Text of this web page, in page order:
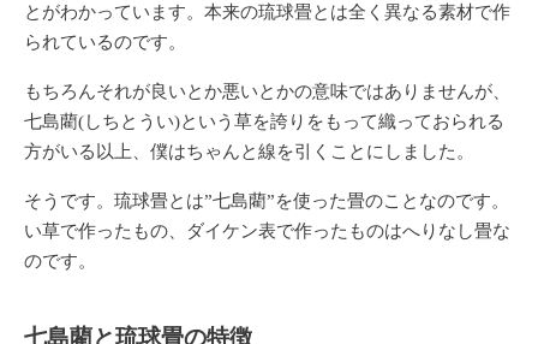
とがわかっています。本来の琉球畳とは全く異なる素材で作
られているのです。
もちろんそれが良いとか悪いとかの意味ではありませんが、
七島藺(しちとうい)という草を誇りをもって織っておられる
方がいる以上、僕はちゃんと線を引くことにしました。
そうです。琉球畳とは”七島藺”を使った畳のことなのです。
い草で作ったもの、ダイケン表で作ったものはへりなし畳な
のです。
七島藺と琉球畳の特徴